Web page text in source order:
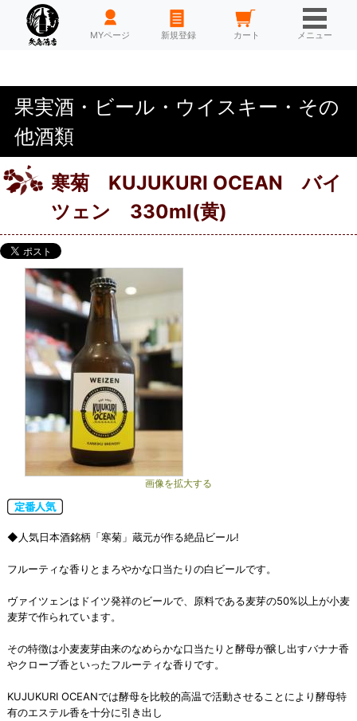
HOME MYページ 新規登録 カート メニュー
果実酒・ビール・ウイスキー・その
他酒類
寒菊 KUJUKURI OCEAN バイ
ツェン 330ml(黄)
画像を拡大する
◆人気日本酒銘柄「寒菊」蔵元が作る絶品ビール!
フルーティな香りとまろやかな口当たりの白ビールです。
ヴァイツェンはドイツ発祥のビールで、原料である麦芽の50%以上が小麦
麦芽で作られています。
その特徴は小麦麦芽由来のなめらかな口当たりと酵母が醸し出すバナナ香
やクローブ香といったフルーティな香りです。
KUJUKURI OCEANでは酵母を比較的高温で活動させることにより酵母特
有のエステル香を十分に引き出し